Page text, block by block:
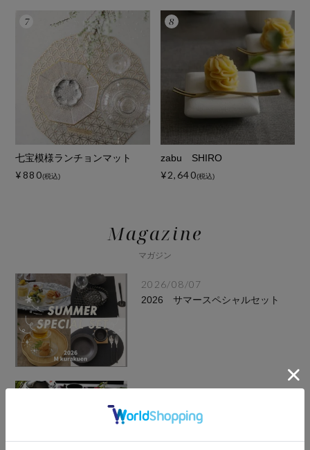
七宝模様ランチョンマット
¥880(税込)
zabu SHIRO
¥2,640(税込)
Magazine
マガジン
2026/08/07
2026 サマースペシャルセット
2026/07/13
長く愛される食器とは【M苦楽